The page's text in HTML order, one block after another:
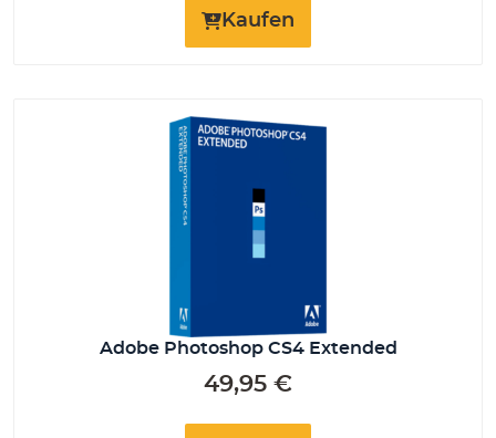
Kaufen
Adobe Photoshop CS4 Extended
49,95 €